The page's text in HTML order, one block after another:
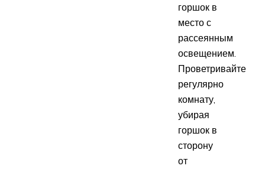
горшок в
место с
рассеянным
освещением.
Проветривайте
регулярно
комнату,
убирая
горшок в
сторону
от